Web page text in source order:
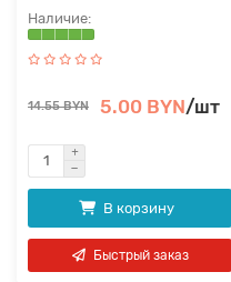
14.55 BYN 5.00 BYN/шт
В корзину
Быстрый заказ